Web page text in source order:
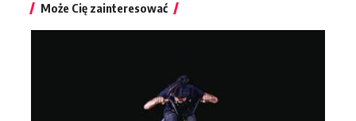
Może Cię zainteresować